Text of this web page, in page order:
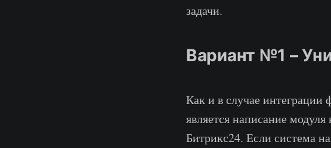
задачи.
Вариант №1 –
Как и в случае
является написание
Битрикс24. Если система